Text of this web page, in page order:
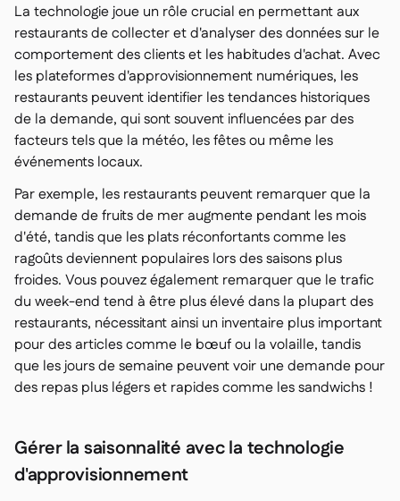
La technologie joue un rôle crucial en permettant aux
restaurants de collecter et d'analyser des données sur le
comportement des clients et les habitudes d'achat. Avec
les plateformes d'approvisionnement numériques, les
restaurants peuvent identifier les tendances historiques
de la demande, qui sont souvent influencées par des
facteurs tels que la météo, les fêtes ou même les
événements locaux.
Par exemple, les restaurants peuvent remarquer que la
demande de fruits de mer augmente pendant les mois
d'été, tandis que les plats réconfortants comme les
ragoûts deviennent populaires lors des saisons plus
froides. Vous pouvez également remarquer que le trafic
du week-end tend à être plus élevé dans la plupart des
restaurants, nécessitant ainsi un inventaire plus important
pour des articles comme le bœuf ou la volaille, tandis
que les jours de semaine peuvent voir une demande pour
des repas plus légers et rapides comme les sandwichs !
Gérer la saisonnalité avec la technologie
d'approvisionnement